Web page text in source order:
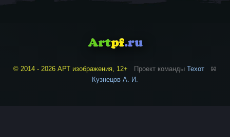
© 2014 - 2026 АРТ изображения, 12+ Проект команды Техот
𝌴
Кузнецов А. И.